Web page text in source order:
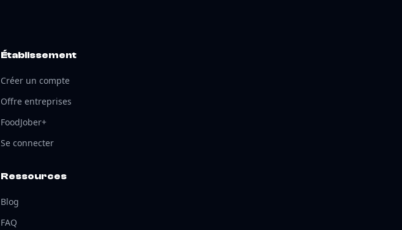
Établissement
Créer un compte
Offre entreprises
FoodJober+
Se connecter
Ressources
Blog
FAQ